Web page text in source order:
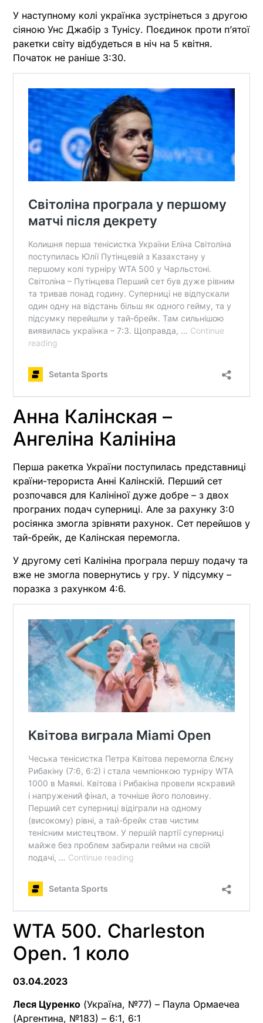
У наступному колі українка зустрінеться з другою
сіяною Унс Джабір з Тунісу. Поєдинок проти п’ятої
ракетки світу відбудеться в ніч на 5 квітня.
Початок не раніше 3:30.
Анна Калінская –
Ангеліна Калініна
Перша ракетка України поступилась представниці
країни-терориста Анні Калінскій. Перший сет
розпочався для Калініної дуже добре – з двох
програних подач суперниці. Але за рахунку 3:0
росіянка змогла зрівняти рахунок. Сет перейшов у
тай-брейк, де Калінская перемогла.
У другому сеті Калініна програла першу подачу та
вже не змогла повернутись у гру. У підсумку –
поразка з рахунком 4:6.
WTA 500. Charleston
Open. 1 коло
03.04.2023
Леся Цуренко (Україна, №77) – Паула Ормаечеа
(Аргентина, №183) – 6:1, 6:1